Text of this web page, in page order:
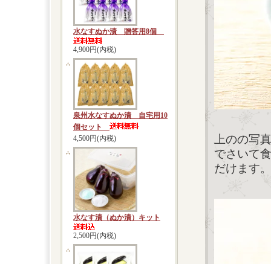
水なすぬか漬 贈答用8個
4,900円(内税)
泉州水なすぬか漬 自宅用10
個セット
4,500円(内税)
水なす漬（ぬか漬）キット
2,500円(内税)
上のの写
でさいて
だけます